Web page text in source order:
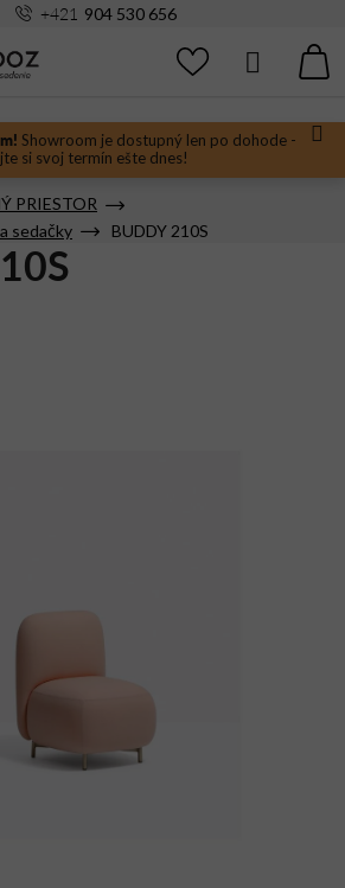
Showroom je dostupný len po dohode -
si svoj termín ešte dnes!
+421 904 530 656
Hľadať
PRIESTOR
sedačky
BUDDY 210S